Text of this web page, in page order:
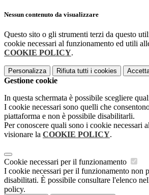
Nessun contenuto da visualizzare
Questo sito o gli strumenti terzi da questo
cookie necessari al funzionamento ed utili
COOKIE POLICY.
Personalizza Rifiuta tutti i cookies
Gestione cookie
In questa schermata è possibile scegliere
I cookie necessari sono quelli che
piattaforma e non è possibile disabilitarli.
Per conoscere quali sono i cookie necessari
visionare la COOKIE POLICY.
Cookie necessari per il funzionamento
I cookie necessari per il funzionamento non
disabilitati. È possibile consultare l'elenco
policy.